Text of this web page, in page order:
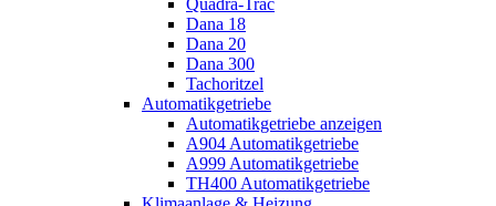
Dana 18
Dana 20
Dana 300
Tachoritzel
Automatikgetriebe
Automatikgetriebe anzeigen
A904 Automatikgetriebe
A999 Automatikgetriebe
TH400 Automatikgetriebe